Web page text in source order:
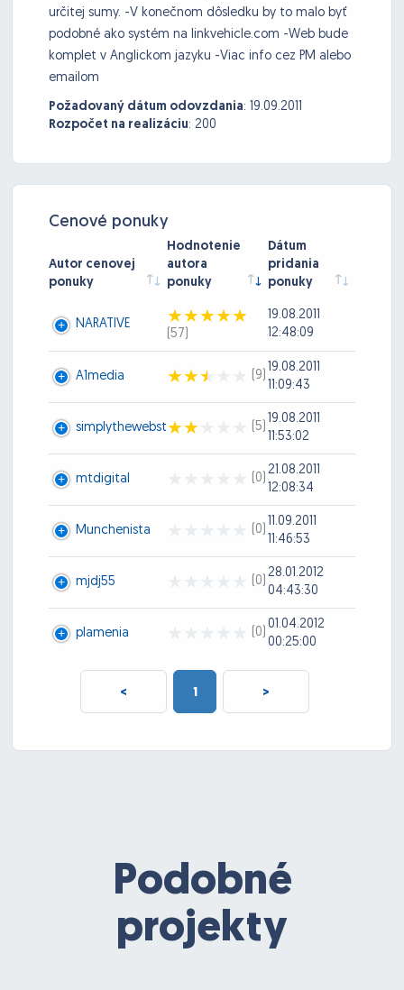
určitej sumy. -V konečnom dôsledku by to malo byť
podobné ako systém na linkvehicle.com -Web bude
komplet v Anglickom jazyku -Viac info cez PM alebo
emailom
Požadovaný dátum odovzdania: 19.09.2011
Rozpočet na realizáciu: 200
Cenové ponuky
Autor cenovej
ponuky
Hodnotenie
autora
ponuky
Dátum
pridania
ponuky
NARATIVE
(57)
19.08.2011
12:48:09
A1media (9)
19.08.2011
11:09:43
simplythewebst (5)
19.08.2011
11:53:02
mtdigital (0)
21.08.2011
12:08:34
Munchenista (0)
11.09.2011
11:46:53
mjdj55 (0)
28.01.2012
04:43:30
plamenia (0)
01.04.2012
00:25:00
< 1 >
Podobné
projekty